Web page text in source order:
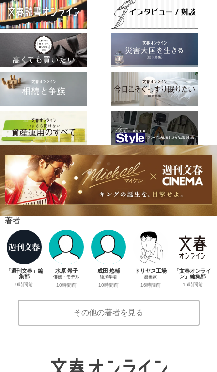
著者
「週刊文春」編
集部
9時間前
水原 希子
俳優・モデル
10時間前
成田 悠輔
経済学者
10時間前
ドリヤス工場
漫画家
16時間前
「文春オンライ
ン」編集部
16時間前
その他の著者を見る